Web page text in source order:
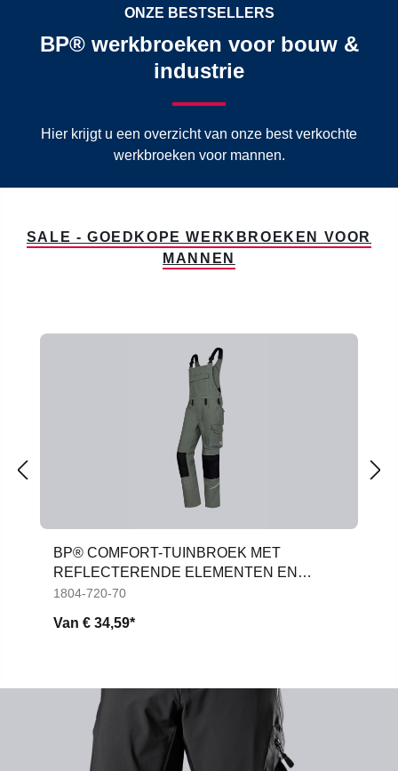
ONZE BESTSELLERS
BP® werkbroeken voor bouw &
industrie
Hier krijgt u een overzicht van onze best verkochte
werkbroeken voor mannen.
SALE - GOEDKOPE WERKBROEKEN VOOR
MANNEN
BP® COMFORT-TUINBROEK MET
REFLECTERENDE ELEMENTEN EN
KNIEZAKKEN
1804-720-70
Van € 34,59*